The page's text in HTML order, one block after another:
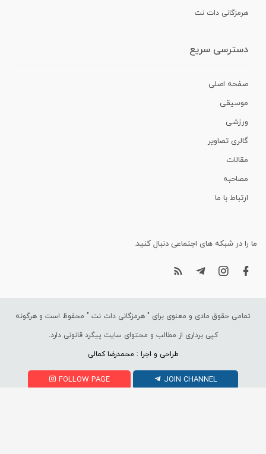
هرمزگانی دات نت
دسترسی سریع
صفحه اصلی
موسیقی
ورزشی
گالری تصاویر
مقالات
مصاحبه
ارتباط با ما
ما را در شبکه های اجتماعی دنبال کنید.
تمامی حقوق مادی و معنوی برای " هرمزگانی دات نت " محفوظ است و هرگونه
کپی برداری از مطالب و محتوای سایت پیگرد قانونی دارد.
طراحی و اجرا : محمدرضا کمالی
FOLLOW PAGE JOIN CHANNEL